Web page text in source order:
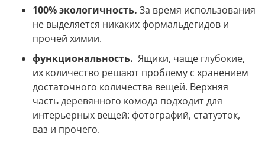
100% экологичность. За время использования
не выделяется никаких формальдегидов и
прочей химии.
функциональность. Ящики, чаще глубокие,
их количество решают проблему с хранением
достаточного количества вещей. Верхняя
часть деревянного комода подходит для
интерьерных вещей: фотографий, статуэток,
ваз и прочего.